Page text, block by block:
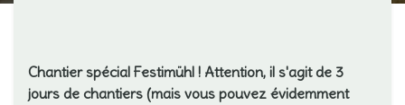
Chantier spécial Festimühl ! Attention, il s'agit de 3
jours de chantiers (mais vous pouvez évidemment